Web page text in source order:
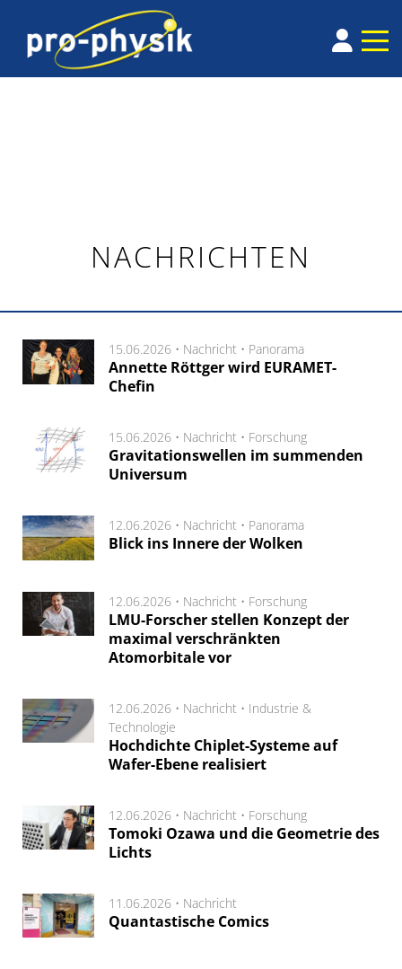
NACHRICHTEN
15.06.2026 • Nachricht • Panorama
Annette Röttger wird EURAMET-
Chefin
15.06.2026 • Nachricht • Forschung
Gravitationswellen im summenden
Universum
12.06.2026 • Nachricht • Panorama
Blick ins Innere der Wolken
12.06.2026 • Nachricht • Forschung
LMU-Forscher stellen Konzept der
maximal verschränkten
Atomorbitale vor
12.06.2026 • Nachricht • Industrie &
Technologie
Hochdichte Chiplet-Systeme auf
Wafer-Ebene realisiert
12.06.2026 • Nachricht • Forschung
Tomoki Ozawa und die Geometrie des
Lichts
11.06.2026 • Nachricht
Quantastische Comics